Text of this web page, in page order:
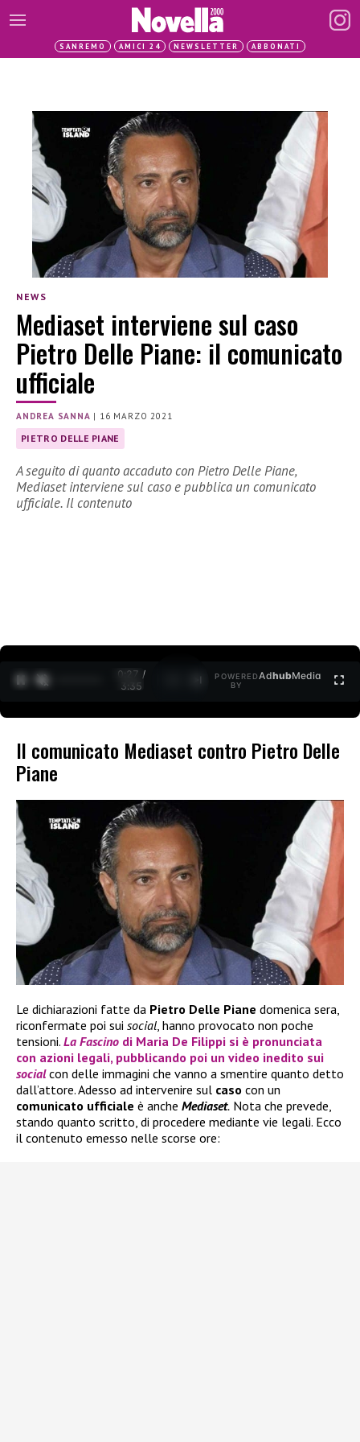
SANREMO AMICI 24 NEWSLETTER ABBONATI
NEWS
Mediaset interviene sul caso
Pietro Delle Piane: il comunicato
ufficiale
ANDREA SANNA | 16 MARZO 2021
PIETRO DELLE PIANE
A seguito di quanto accaduto con Pietro Delle Piane,
Mediaset interviene sul caso e pubblica un comunicato
ufficiale. Il contenuto
0:28 /
3:35
POWERED
BY
AdhubMedia
Il comunicato Mediaset contro Pietro Delle
Piane
Le dichiarazioni fatte da Pietro Delle Piane domenica sera,
riconfermate poi sui social , hanno provocato non poche
tensioni. La Fascino di Maria De Filippi si è pronunciata
con azioni legali, pubblicando poi un video inedito sui
socialcon delle immagini che vanno a smentire quanto detto
dall’attore. Adesso ad intervenire sul caso con un
comunicato ufficiale è anche Mediaset. Nota che prevede,
stando quanto scritto, di procedere mediante vie legali. Ecco
il contenuto emesso nelle scorse ore: